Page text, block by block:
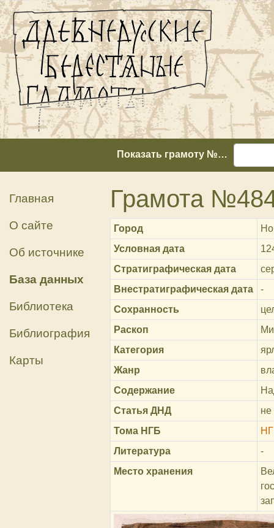
Показать грамоту №…
Главная
О сайте
Об источнике
База данных
Библиотека
Библиография
Карты
Грамота
Город
Условная дата
Стратиграфическая дата
Внестратиграфическая дата
-
Сохранность
Раскоп
Категория
Жанр
Содержание
Статья ДНД
Тома НГБ
Литература
-
Место хранения